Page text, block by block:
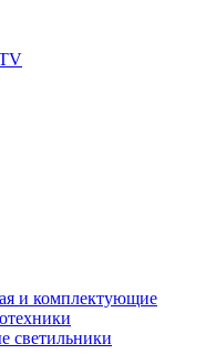
и комплектующие
светильники